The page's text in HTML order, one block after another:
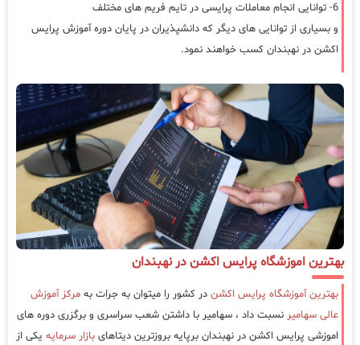
6- توانایی انجام معاملات پرایسی در تایم فریم های مختلف
و بسیاری از توانایی های دیگر که دانشپذیران در پایان دوره آموزش پرایس
اکشن در نهبندان کسب خواهند نمود.
بهترین اموزشگاه پرایس اکشن در نهبندان
بهترین آموزشگاه پرایس اکشن در کشور را میتوان به جرات به مرکز آموزش
عالی سهامیر نسبت داد ، سهامیر با داشتن شعب سراسری و برگزری دوره های
اموزشی پرایس اکشن در نهبندان برپایه بروزترین دیتاهای بازار سرمایه یکی از